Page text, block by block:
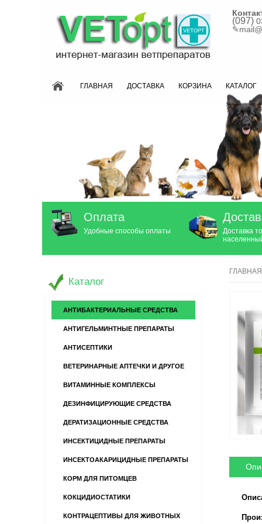
(097)
✎
ГЛАВНАЯ ДОСТАВКА КОРЗИНА КАТАЛОГ
Оплата
Удобные способы оплаты
Доставка
ГЛАВНАЯ
Каталог
АНТИБАКТЕРИАЛЬНЫЕ СРЕДСТВА
АНТИГЕЛЬМИНТНЫЕ ПРЕПАРАТЫ
АНТИСЕПТИКИ
ВЕТЕРИНАРНЫЕ АПТЕЧКИ И ДРУГОЕ
ВИТАМИННЫЕ КОМПЛЕКСЫ
ДЕЗИНФИЦИРУЮЩИЕ СРЕДСТВА
ДЕРАТИЗАЦИОННЫЕ СРЕДСТВА
ИНСЕКТИЦИДНЫЕ ПРЕПАРАТЫ
ИНСЕКТОАКАРИЦИДНЫЕ ПРЕПАРАТЫ
КОРМ ДЛЯ ПИТОМЦЕВ
КОКЦИДИОСТАТИКИ
КОНТРАЦЕПТИВЫ ДЛЯ ЖИВОТНЫХ